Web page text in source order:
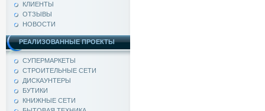
КЛИЕНТЫ
ОТЗЫВЫ
НОВОСТИ
РЕАЛИЗОВАННЫЕ ПРОЕКТЫ
СУПЕРМАРКЕТЫ
СТРОИТЕЛЬНЫЕ СЕТИ
ДИСКАУНТЕРЫ
БУТИКИ
КНИЖНЫЕ СЕТИ